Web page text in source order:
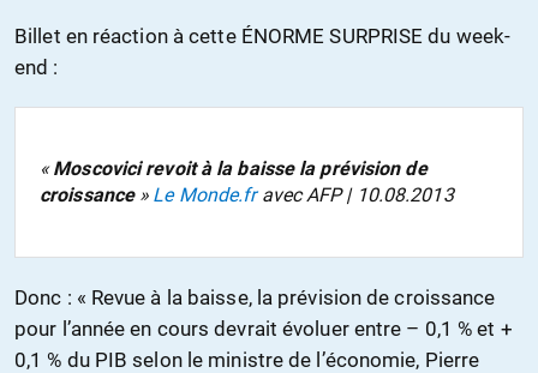
Billet en réaction à cette ÉNORME SURPRISE du week-
end :
«Moscovici revoit à la baisse la prévision de
croissance» Le Monde.fravec AFP | 10.08.2013
Donc : « Revue à la baisse, la prévision de croissance
pour l’année en cours devrait évoluer entre – 0,1 % et +
0,1 % du PIB selon le ministre de l’économie, Pierre